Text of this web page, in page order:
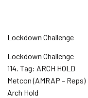
Lockdown Challenge
Lockdown Challenge
114. Tag: ARCH HOLD
Metcon (AMRAP – Reps)
Arch Hold